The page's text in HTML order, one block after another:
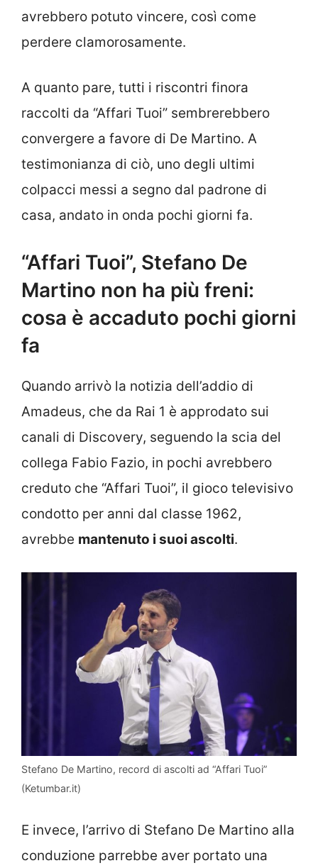
avrebbero potuto vincere, così come
perdere clamorosamente.
A quanto pare, tutti i riscontri finora
raccolti da “Affari Tuoi” sembrerebbero
convergere a favore di De Martino. A
testimonianza di ciò, uno degli ultimi
colpacci messi a segno dal padrone di
casa, andato in onda pochi giorni fa.
“Affari Tuoi”, Stefano De
Martino non ha più freni:
cosa è accaduto pochi giorni
fa
Quando arrivò la notizia dell’addio di
Amadeus, che da Rai 1 è approdato sui
canali di Discovery, seguendo la scia del
collega Fabio Fazio, in pochi avrebbero
creduto che “Affari Tuoi”, il gioco televisivo
condotto per anni dal classe 1962,
avrebbe mantenuto i suoi ascolti.
Stefano De Martino, record di ascolti ad “Affari Tuoi”
(Ketumbar.it)
E invece, l’arrivo di Stefano De Martino alla
conduzione parrebbe aver portato una